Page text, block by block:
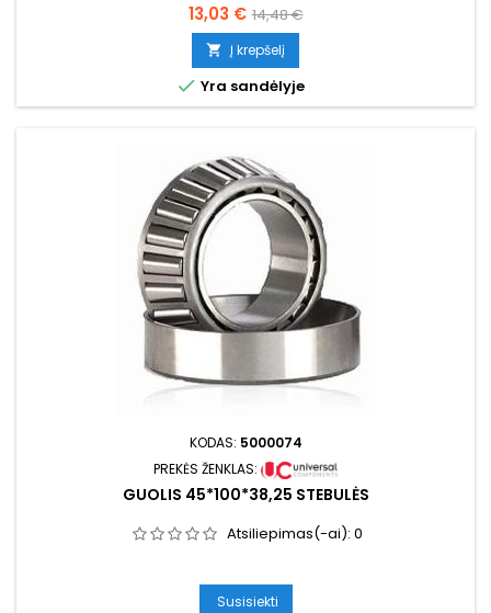
Kaina
13,03 € Bazinė
kaina
14,48 €
 Į krepšelį
 Yra sandėlyje
KODAS: 5000074
PREKĖS ŽENKLAS:
GUOLIS 45*100*38,25 STEBULĖS
Atsiliepimas(-ai): 0
Susisiekti